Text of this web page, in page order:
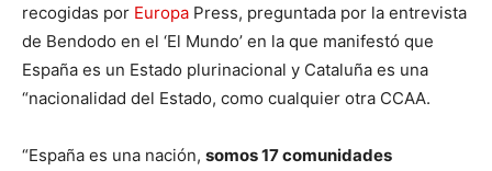
recogidas por Europa Press, preguntada por la entrevista
de Bendodo en el ‘El Mundo’ en la que manifestó que
España es un Estado plurinacional y Cataluña es una
“nacionalidad del Estado, como cualquier otra CCAA.
“España es una nación, somos 17 comunidades